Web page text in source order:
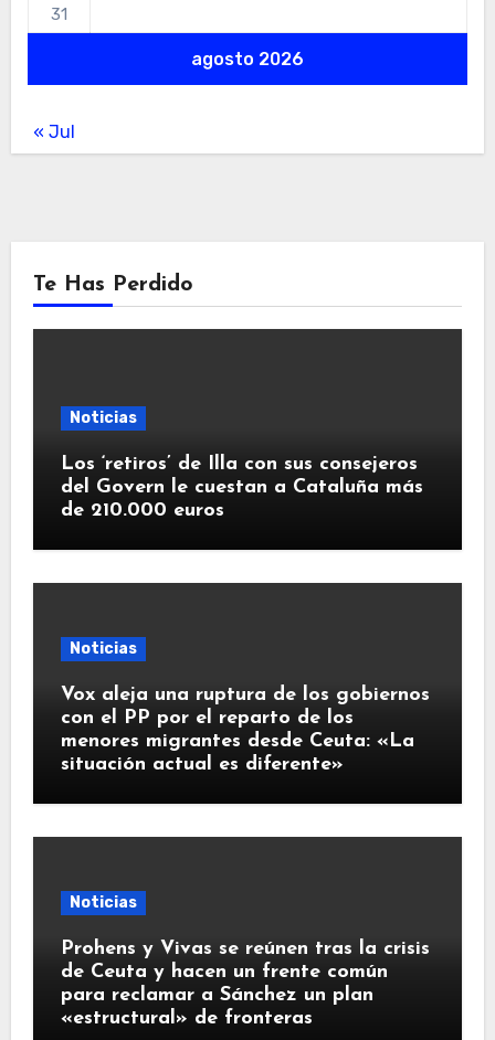
agosto 2026
31
« Jul
Te Has Perdido
Noticias
Los ‘retiros’ de Illa con sus consejeros
del Govern le cuestan a Cataluña más
de 210.000 euros
Noticias
Vox aleja una ruptura de los gobiernos
con el PP por el reparto de los
menores migrantes desde Ceuta: «La
situación actual es diferente»
Noticias
Prohens y Vivas se reúnen tras la crisis
de Ceuta y hacen un frente común
para reclamar a Sánchez un plan
«estructural» de fronteras